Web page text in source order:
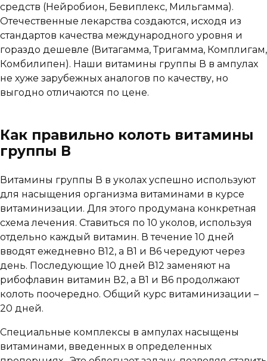
средств (Нейробион, Бевиплекс, Мильгамма).
Отечественные лекарства создаются, исходя из
стандартов качества международного уровня и
гораздо дешевле (Витагамма, Тригамма, Комплигам,
Комбилипен). Наши витамины группы В в ампулах
не хуже зарубежных аналогов по качеству, но
выгодно отличаются по цене.
Как правильно колоть витамины
группы В
Витамины группы В в уколах успешно используют
для насыщения организма витаминами в курсе
витаминизации. Для этого продумана конкретная
схема лечения. Ставиться по 10 уколов, используя
отдельно каждый витамин. В течение 10 дней
вводят ежедневно В12, а В1 и В6 чередуют через
день. Последующие 10 дней В12 заменяют на
рибофлавин витамин В2, а В1 и В6 продолжают
колоть поочередно. Общий курс витаминизации –
20 дней.
Специальные комплексы в ампулах насыщены
витаминами, введенных в определенных